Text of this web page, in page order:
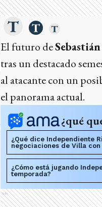
El futuro de
tras un destacado
al atacante con un
el panorama actual.
¿qué
¿Qué dice Independiente
negociaciones de Villa con
¿Cómo está jugando
temporada?
Ads